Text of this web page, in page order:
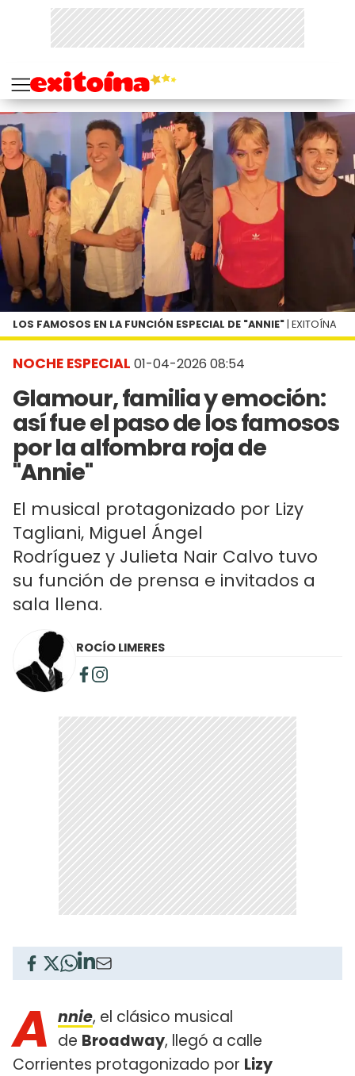
NOCHE ESPECIAL 01-04-2026 08:54
Glamour, familia y emoción:
así fue el paso de los famosos
por la alfombra roja de
"Annie"
El musical protagonizado por Lizy
Tagliani, Miguel Ángel
Rodríguez y Julieta Nair Calvo tuvo
su función de prensa e invitados a
sala llena.
LOS FAMOSOS EN LA FUNCIÓN ESPECIAL DE "ANNIE" | EXITOÍNA
ROCÍO LIMERES
A nnie, el clásico musical
de Broadway, llegó a calle
Corrientes protagonizado por Lizy